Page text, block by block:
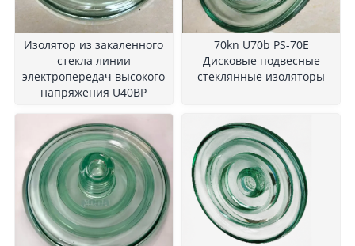
Изолятор из закаленного
стекла линии
электропередач высокого
напряжения U40BP
70kn U70b PS-70E
Дисковые подвесные
стеклянные изоляторы